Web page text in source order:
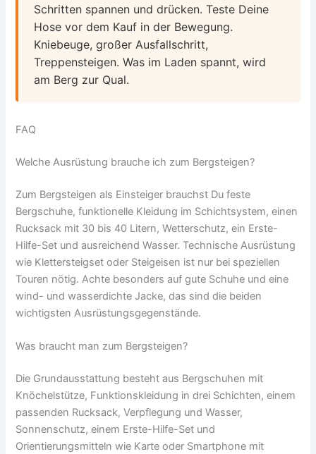
Schritten spannen und drücken. Teste Deine
Hose vor dem Kauf in der Bewegung.
Kniebeuge, großer Ausfallschritt,
Treppensteigen. Was im Laden spannt, wird
am Berg zur Qual.
FAQ
Welche Ausrüstung brauche ich zum Bergsteigen?
Zum Bergsteigen als Einsteiger brauchst Du feste
Bergschuhe, funktionelle Kleidung im Schichtsystem, einen
Rucksack mit 30 bis 40 Litern, Wetterschutz, ein Erste-
Hilfe-Set und ausreichend Wasser. Technische Ausrüstung
wie Klettersteigset oder Steigeisen ist nur bei speziellen
Touren nötig. Achte besonders auf gute Schuhe und eine
wind- und wasserdichte Jacke, das sind die beiden
wichtigsten Ausrüstungsgegenstände.
Was braucht man zum Bergsteigen?
Die Grundausstattung besteht aus Bergschuhen mit
Knöchelstütze, Funktionskleidung in drei Schichten, einem
passenden Rucksack, Verpflegung und Wasser,
Sonnenschutz, einem Erste-Hilfe-Set und
Orientierungsmitteln wie Karte oder Smartphone mit